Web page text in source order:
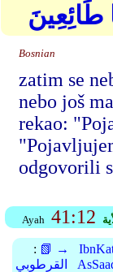
طَائِعِينَ
Bosnian
zatim se
nebo još
rekao:
odgovorili
Ayah 41:12
: 📗 →
القرطوبي